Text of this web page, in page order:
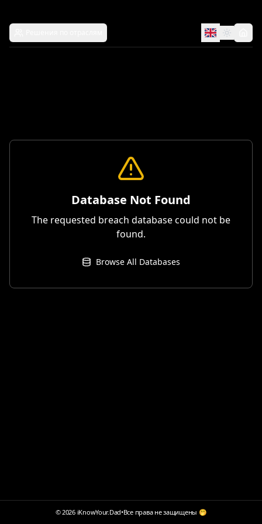
Database Not Found
The requested breach database could not be
found.
Browse All Databases
© 2026 iKnowYour.Dad•Все права не защищены 🤭